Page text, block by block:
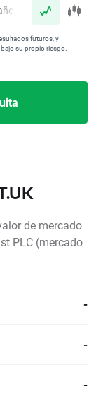
futuros, y
su propio riesgo.
de mercado
PLC (mercado
-
-
-